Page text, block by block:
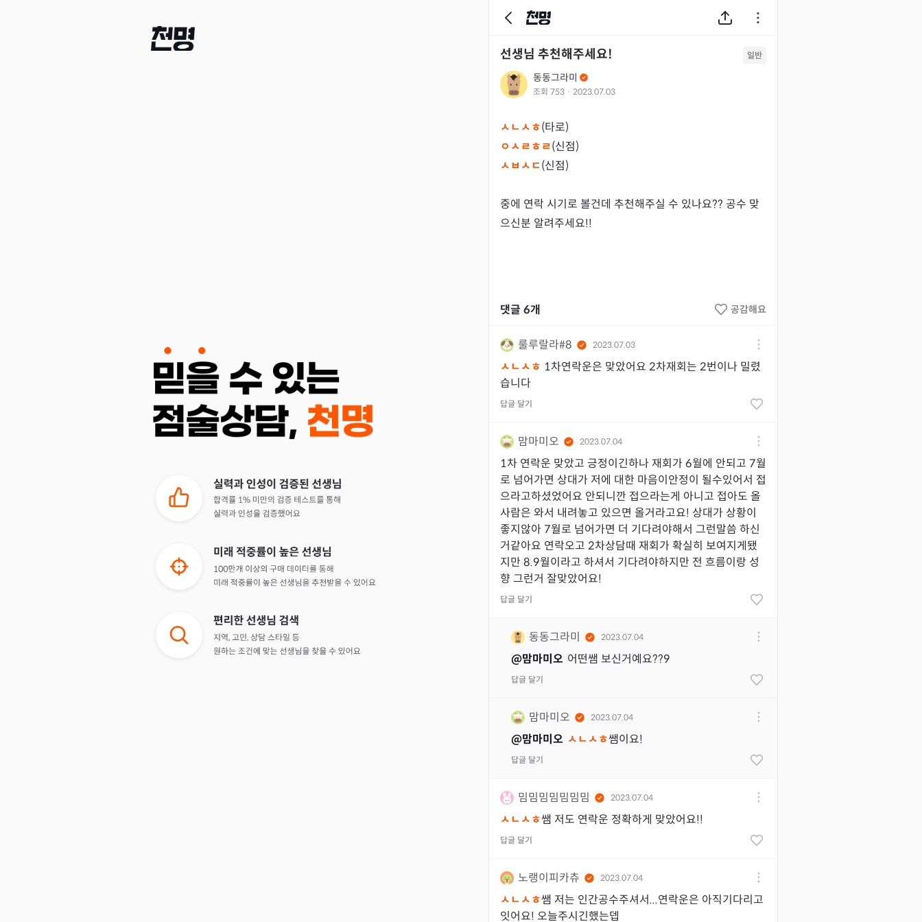
선생님 추천해주세요! 일반
동동그라미
조회 753 · 2023.07.03
ㅅㄴㅅㅎ
ㅇㅅㄹㅎㄹ
ㅅㅂㅅㄷ(신점)
중에 연락 시기로 볼건데 추천해주실 수 있나요?? 공수 맞
으신분 알려주세요!!
댓글 6개 공감해요
룰루랄라#8 2023.07.03
ㅅㄴㅅㅎ 1차연락운은 맞았어요 2차재회는 2번이나 밀렸
습니다
답글 달기
맘마미오 2023.07.04
1차 연락운 맞았고 긍정이긴하나 재회가 6월에 안되고 7월
로 넘어가면 상대가 저에 대한 마음이안정이 될수있어서 접
으라고하셨었어요 안되니깐 접으라는게 아니고 접아도 올
사람은 와서 내려놓고 있으면 올거라고요! 상대가 상황이
좋지않아 7월로 넘어가면 더 기다려야해서 그런말씀 하신
거같아요 연락오고 2차상담때 재회가 확실히 보여지게됐
지만 8.9월이라고 하셔서 기다려야하지만 전 흐름이랑 성
향 그런거 잘맞았어요!
답글 달기
동동그라미 2023.07.04
@맘마미오 어떤쌤 보신거예요??9
답글 달기
맘마미오 2023.07.04
@맘마미오 ㅅㄴㅅㅎ쌤이요!
답글 달기
밈밈밈밈밈밈밈 2023.07.04
ㅅㄴㅅㅎ쌤 저도 연락운 정확하게 맞았어요!!
답글 달기
노랭이피카츄 2023.07.04
ㅅㄴㅅㅎ쌤 저는 인간공수주셔서...연락운은 아직기다리고
잇어요! 오늘주시긴했는뎁